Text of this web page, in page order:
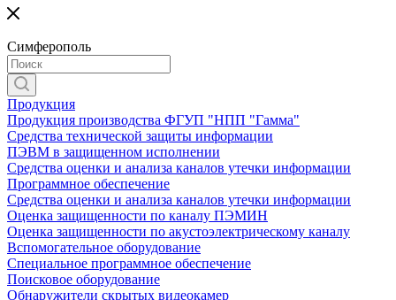
Симферополь
Продукция
Продукция производства ФГУП "НПП "Гамма"
Средства технической защиты информации
ПЭВМ в защищенном исполнении
Средства оценки и анализа каналов утечки информации
Программное обеспечение
Средства оценки и анализа каналов утечки информации
Оценка защищенности по каналу ПЭМИН
Оценка защищенности по акустоэлектрическому каналу
Вспомогательное оборудование
Специальное программное обеспечение
Поисковое оборудование
Обнаружители скрытых видеокамер